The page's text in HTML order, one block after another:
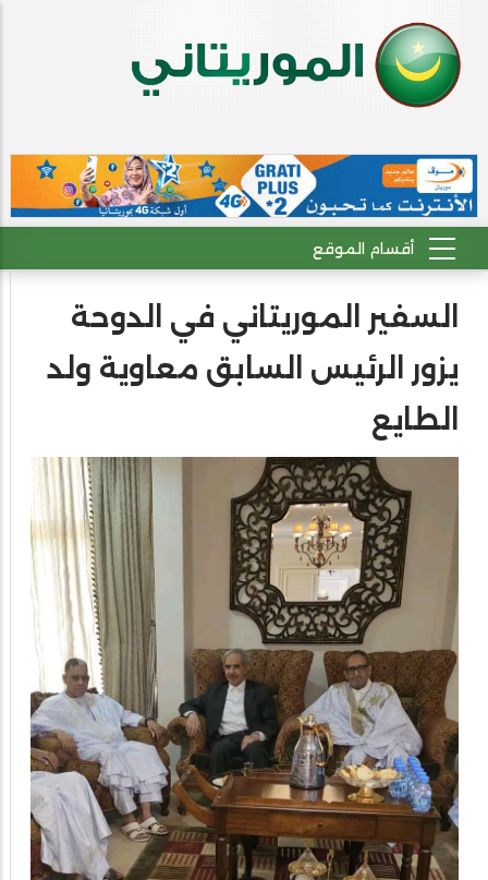
السفير الموريتاني في الدوحة
يزور الرئيس السابق معاوية ولد
الطايع